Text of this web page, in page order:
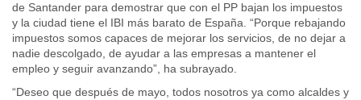
de Santander para demostrar que con el PP bajan los impuestos
y la ciudad tiene el IBI más barato de España. “Porque rebajando
impuestos somos capaces de mejorar los servicios, de no dejar a
nadie descolgado, de ayudar a las empresas a mantener el
empleo y seguir avanzando”, ha subrayado.
“Deseo que después de mayo, todos nosotros ya como alcaldes y